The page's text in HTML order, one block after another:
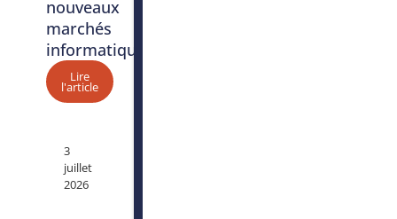
nouveaux
marchés
informatiques
Lire
l'article
3
juillet
2026